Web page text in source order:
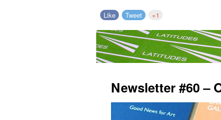
Like Tweet +1
Newsletter #60 –